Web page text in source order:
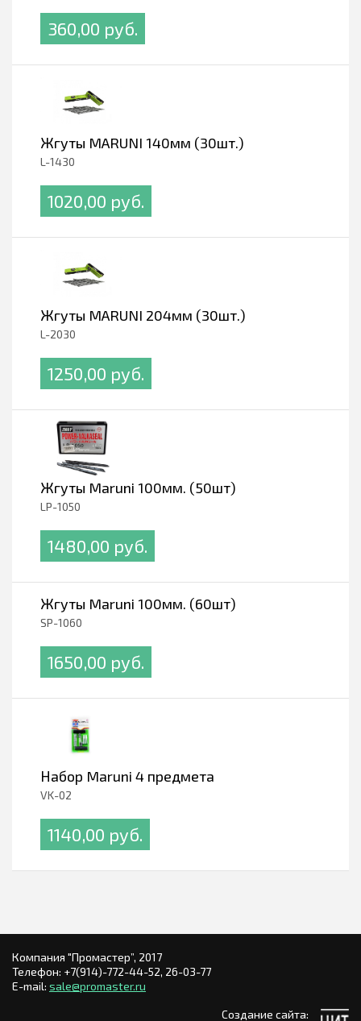
360,00 pуб.
Жгуты MARUNI 140мм (30шт.)
L-1430
1020,00 pуб.
Жгуты MARUNI 204мм (30шт.)
L-2030
1250,00 pуб.
Жгуты Maruni 100мм. (50шт)
LP-1050
1480,00 pуб.
Жгуты Maruni 100мм. (60шт)
SP-1060
1650,00 pуб.
Набор Maruni 4 предмета
VK-02
1140,00 pуб.
Компания "Промастер”, 2017
Телефон: +7(914)-772-44-52, 26-03-77
E-mail: sale@promaster.ru
Создание сайта: